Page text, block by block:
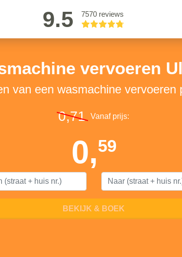
9.5 7570 reviews
vervoeren
van een wasmachine vervoeren
0,71 Vanaf prijs:
0,59
BEKIJK & BOEK